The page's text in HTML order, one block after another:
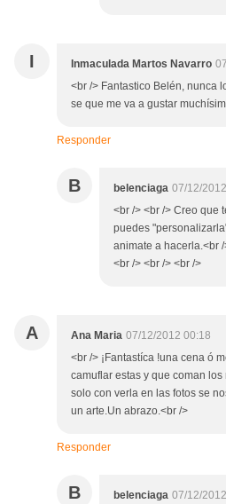
I Inmaculada Martos Navarro
<br /> Fantastico Belén, nunca
se que me va a gustar
Responder
B belenciaga 07/12/
<br /> <br /> Creo que
puedes
animate a hacerla.<br
<br /> <br /> <br />
A Ana Maria 07/12/2012 00:18
<br /> ¡Fantastíca !una cena ó
camuflar estas y que coman
solo con verla en las fotos se
un arte.Un abrazo.<br />
Responder
B belenciaga 07/12/